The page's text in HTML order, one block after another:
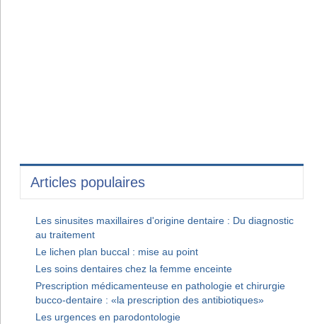
Articles populaires
Les sinusites maxillaires d'origine dentaire : Du diagnostic
au traitement
Le lichen plan buccal : mise au point
Les soins dentaires chez la femme enceinte
Prescription médicamenteuse en pathologie et chirurgie
bucco-dentaire : «la prescription des antibiotiques»
Les urgences en parodontologie